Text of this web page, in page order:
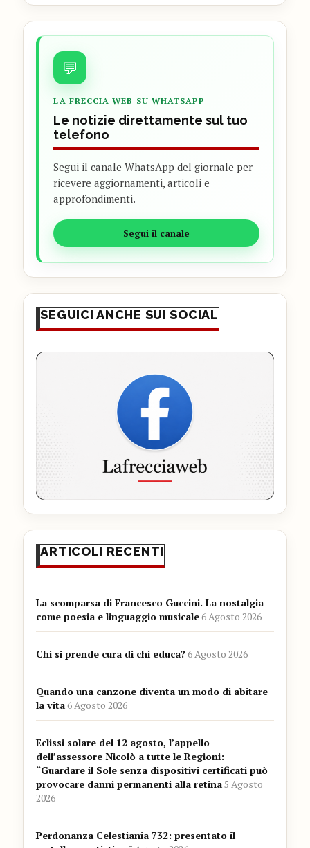
💬
LA FRECCIA WEB SU WHATSAPP
Le notizie direttamente sul tuo
telefono
Segui il canale WhatsApp del giornale per
ricevere aggiornamenti, articoli e
approfondimenti.
Segui il canale
SEGUICI ANCHE SUI SOCIAL
ARTICOLI RECENTI
La scomparsa di Francesco Guccini. La nostalgia
come poesia e linguaggio musicale6 Agosto 2026
Chi si prende cura di chi educa?6 Agosto 2026
Quando una canzone diventa un modo di abitare
la vita6 Agosto 2026
Eclissi solare del 12 agosto, l’appello
dell’assessore Nicolò a tutte le Regioni:
“Guardare il Sole senza dispositivi certificati può
provocare danni permanenti alla retina5 Agosto
2026
Perdonanza Celestiania 732: presentato il